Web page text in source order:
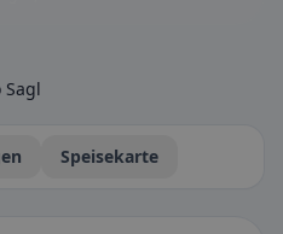
Sagl
Speisekarte